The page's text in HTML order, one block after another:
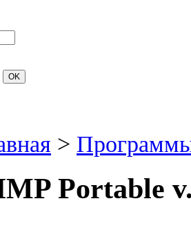
>
Portable